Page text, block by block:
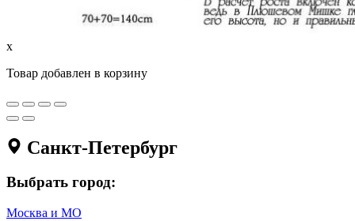
x
Товар добавлен в корзину
Санкт-Петербург
Выбрать город:
Москва и МО